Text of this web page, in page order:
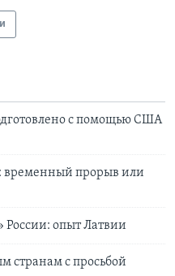
с помощью США
временный прорыв или
России: опыт Латвии
странам с просьбой